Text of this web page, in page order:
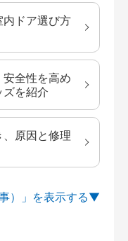
ドア選び方
全性を高め
ズを紹介
原因と修理
）」を